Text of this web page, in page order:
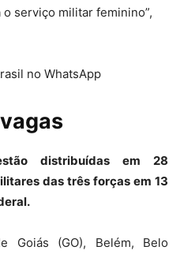
serviço militar feminino”,
no WhatsApp
distribuídas em 28
das três forças em 13
Goiás (GO), Belém, Belo